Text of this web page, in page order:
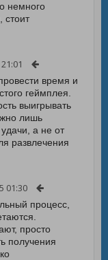
немного
стоит
время и
геймплея.
выигрывать
лишь
а не от
развлечения
01:30
процесс,
просто
получения